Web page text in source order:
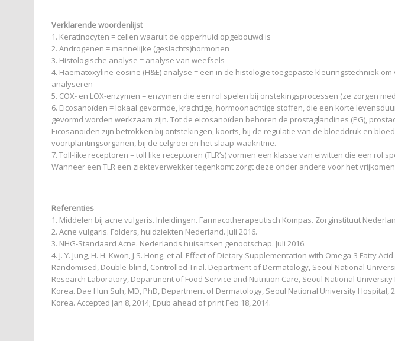
Verklarende woordenlijst
1. Keratinocyten = cellen waaruit de opperhuid opgebouwd is
2. Androgenen = mannelijke (geslachts)hormonen
3. Histologische analyse = analyse van weefsels
4. Haematoxyline-eosine (H&E) analyse = een in de histologie toegepaste kleuringstechniek
analyseren
5. COX- en LOX-enzymen = enzymen die een rol spelen bij onstekingsprocessen (ze zorgen
6. Eicosanoïden = lokaal gevormde, krachtige, hormoonachtige stoffen, die een korte
gevormd worden werkzaam zijn. Tot de eicosanoïden behoren de prostaglandines (PG),
Eicosanoïden zijn betrokken bij ontstekingen, koorts, bij de regulatie van de bloeddruk en
voortplantingsorganen, bij de celgroei en het slaap-waakritme.
7. Toll-like receptoren = toll like receptoren (TLR’s) vormen een klasse van eiwitten die een rol
Wanneer een TLR een ziekteverwekker tegenkomt zorgt deze onder andere voor het
Referenties
1. Middelen bij acne vulgaris. Inleidingen. Farmacotherapeutisch Kompas. Zorginstituut
2. Acne vulgaris. Folders, huidziekten Nederland. Juli 2016.
3. NHG-Standaard Acne. Nederlands huisartsen genootschap. Juli 2016.
4. J. Y. Jung, H. H. Kwon, J.S. Hong, et al. Effect of Dietary Supplementation with Omega-3 Fatty
Randomised, Double-blind, Controlled Trial. Department of Dermatology, Seoul National
Research Laboratory, Department of Food Service and Nutrition Care, Seoul National
Korea. Dae Hun Suh, MD, PhD, Department of Dermatology, Seoul National University Hospital,
Korea. Accepted Jan 8, 2014; Epub ahead of print Feb 18, 2014.